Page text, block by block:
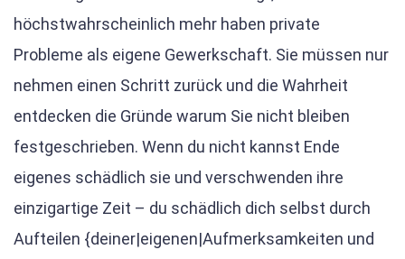
höchstwahrscheinlich mehr haben private
Probleme als eigene Gewerkschaft. Sie müssen nur
nehmen einen Schritt zurück und die Wahrheit
entdecken die Gründe warum Sie nicht bleiben
festgeschrieben. Wenn du nicht kannst Ende
eigenes schädlich sie und verschwenden ihre
einzigartige Zeit – du schädlich dich selbst durch
Aufteilen {deiner|eigenen|Aufmerksamkeiten und